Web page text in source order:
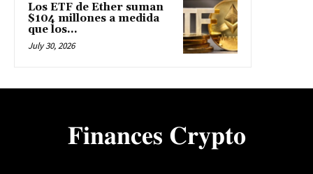
Los ETF de Ether suman
$104 millones a medida
que los...
July 30, 2026
𝐅𝐢𝐧𝐚𝐧𝐜𝐞𝐬 𝐂𝐫𝐲𝐩𝐭𝐨